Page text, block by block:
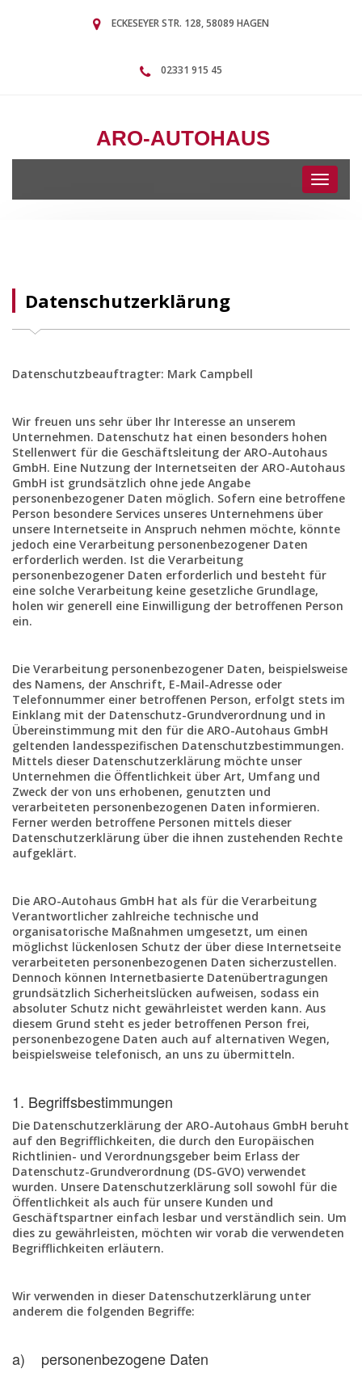
ECKESEYER STR. 128, 58089 HAGEN
02331 915 45
ARO-AUTOHAUS
Toggle
Datenschutzerklärung
Datenschutzbeauftragter: Mark Campbell
Wir freuen uns sehr über Ihr Interesse an unserem
Unternehmen. Datenschutz hat einen besonders hohen
Stellenwert für die Geschäftsleitung der ARO-Autohaus
GmbH. Eine Nutzung der Internetseiten der ARO-Autohaus
GmbH ist grundsätzlich ohne jede Angabe
personenbezogener Daten möglich. Sofern eine betroffene
Person besondere Services unseres Unternehmens über
unsere Internetseite in Anspruch nehmen möchte, könnte
jedoch eine Verarbeitung personenbezogener Daten
erforderlich werden. Ist die Verarbeitung
personenbezogener Daten erforderlich und besteht für
eine solche Verarbeitung keine gesetzliche Grundlage,
holen wir generell eine Einwilligung der betroffenen Person
ein.
Die Verarbeitung personenbezogener Daten, beispielsweise
des Namens, der Anschrift, E-Mail-Adresse oder
Telefonnummer einer betroffenen Person, erfolgt stets im
Einklang mit der Datenschutz-Grundverordnung und in
Übereinstimmung mit den für die ARO-Autohaus GmbH
geltenden landesspezifischen Datenschutzbestimmungen.
Mittels dieser Datenschutzerklärung möchte unser
Unternehmen die Öffentlichkeit über Art, Umfang und
Zweck der von uns erhobenen, genutzten und
verarbeiteten personenbezogenen Daten informieren.
Ferner werden betroffene Personen mittels dieser
Datenschutzerklärung über die ihnen zustehenden Rechte
aufgeklärt.
Die ARO-Autohaus GmbH hat als für die Verarbeitung
Verantwortlicher zahlreiche technische und
organisatorische Maßnahmen umgesetzt, um einen
möglichst lückenlosen Schutz der über diese Internetseite
verarbeiteten personenbezogenen Daten sicherzustellen.
Dennoch können Internetbasierte Datenübertragungen
grundsätzlich Sicherheitslücken aufweisen, sodass ein
absoluter Schutz nicht gewährleistet werden kann. Aus
diesem Grund steht es jeder betroffenen Person frei,
personenbezogene Daten auch auf alternativen Wegen,
beispielsweise telefonisch, an uns zu übermitteln.
1. Begriffsbestimmungen
Die Datenschutzerklärung der ARO-Autohaus GmbH beruht
auf den Begrifflichkeiten, die durch den Europäischen
Richtlinien- und Verordnungsgeber beim Erlass der
Datenschutz-Grundverordnung (DS-GVO) verwendet
wurden. Unsere Datenschutzerklärung soll sowohl für die
Öffentlichkeit als auch für unsere Kunden und
Geschäftspartner einfach lesbar und verständlich sein. Um
dies zu gewährleisten, möchten wir vorab die verwendeten
Begrifflichkeiten erläutern.
Wir verwenden in dieser Datenschutzerklärung unter
anderem die folgenden Begriffe:
a) personenbezogene Daten